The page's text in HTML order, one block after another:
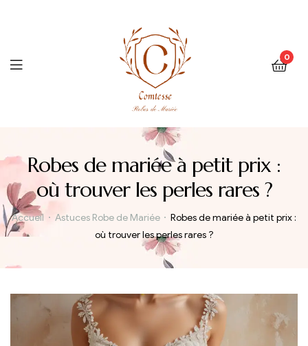
0
Menu
Robes de mariée à petit prix :
où trouver les perles rares ?
Accueil Astuces Robe de Mariée
Robes de mariée à petit prix :
où trouver les perles rares ?